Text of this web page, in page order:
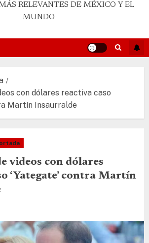
RELEVANTES DE MÉXICO Y EL
MUNDO
con dólares reactiva caso
Martín Insaurralde
videos con dólares
‘Yategate’ contra Martín